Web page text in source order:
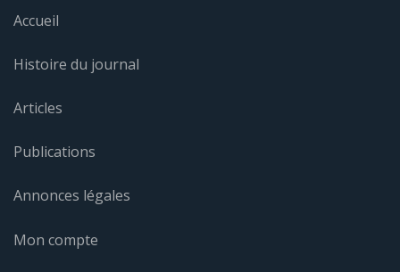
Accueil
Histoire du journal
Articles
Publications
Annonces légales
Mon compte